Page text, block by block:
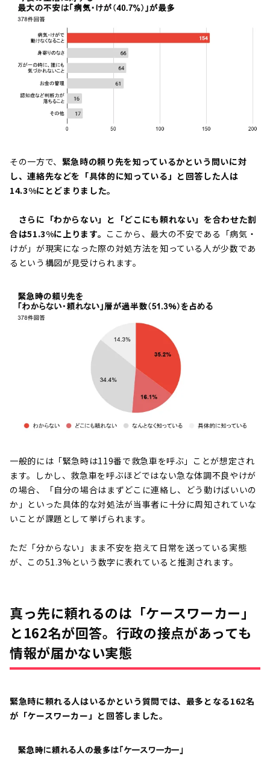
その一方で、 緊急時の頼り先を知っているかという問いに対
し、連絡先などを「具体的に知っている」と回答した人は
14.3%にとどまりました。
さらに「わからない」と「どこにも頼れない」を合わせた割
合は51.3%に上ります。 ここから、最大の不安である「病気・
けが」が現実になった際の対処方法を知っている人が少数であ
るという構図が見受けられます。
一般的には「緊急時は119番で救急車を呼ぶ」ことが想定され
ます。しかし、救急車を呼ぶほどではない急な体調不良やけが
の場合、「自分の場合はまずどこに連絡し、どう動けばいいの
か」といった具体的な対処法が当事者に十分に周知されていな
いことが課題として挙げられます。
ただ「分からない」まま不安を抱えて日常を送っている実態
が、この51.3%という数字に表れていると推測されます。
真っ先に頼れるのは「ケースワーカー」
と162名が回答。行政の接点があっても
情報が届かない実態
緊急時に頼れる人はいるかという質問では、最多となる162名
が「ケースワーカー」と回答しました。